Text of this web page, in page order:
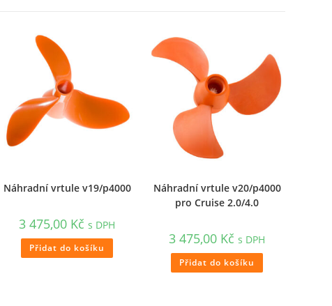
Náhradní vrtule v19/p4000
3 475,00 Kč s DPH
Přidat do košíku
Náhradní vrtule v20/p4000
pro Cruise 2.0/4.0
3 475,00 Kč s DPH
Přidat do košíku